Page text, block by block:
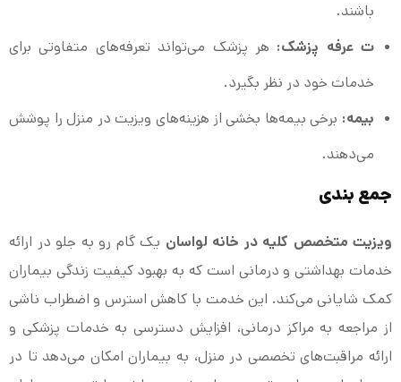
باشند.
ت عرفه پزشک:هر پزشک می‌تواند تعرفه‌های متفاوتی برای
خدمات خود در نظر بگیرد.
بیمه:برخی بیمه‌ها بخشی از هزینه‌های ویزیت در منزل را پوشش
می‌دهند.
جمع بندی
ویزیت متخصص کلیه در خانه لواسانیک گام رو به جلو در ارائه
خدمات بهداشتی و درمانی است که به بهبود کیفیت زندگی بیماران
کمک شایانی می‌کند. این خدمت با کاهش استرس و اضطراب ناشی
از مراجعه به مراکز درمانی، افزایش دسترسی به خدمات پزشکی و
ارائه مراقبت‌های تخصصی در منزل، به بیماران امکان می‌دهد تا در